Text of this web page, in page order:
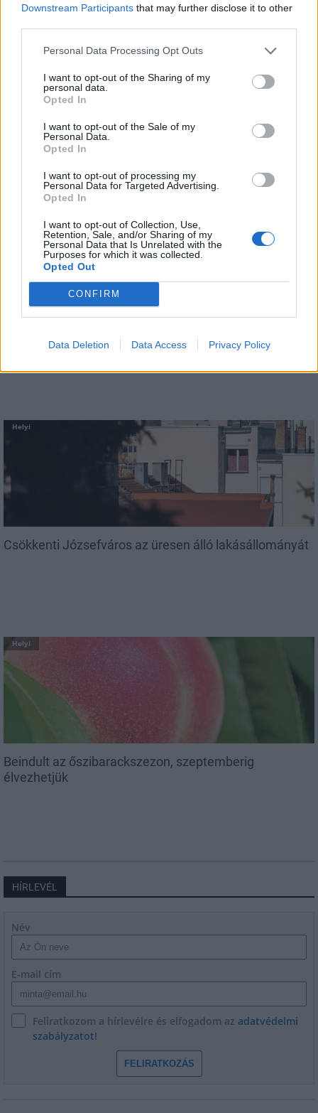
Downstream Participants that may further disclose it to other
Personal Data Processing Opt Outs
I want to opt-out of the Sharing of my
personal data.
Opted In
I want to opt-out of the Sale of my
Personal Data.
Opted In
I want to opt-out of processing my
Personal Data for Targeted Advertising.
Opted In
I want to opt-out of Collection, Use,
Retention, Sale, and/or Sharing of my
Personal Data that Is Unrelated with the
Purposes for which it was collected.
Opted Out
CONFIRM
Data Deletion Data Access Privacy Policy
Paks II.: Mit jelent az 5. blokk új
mérföldköve a felülvizsgálat
árnyékában?
AJÁNLJUK MÉG
csökken a riasztás
Helyi
Csökkenti Józsefváros az üresen álló lakásállományát
Helyi
Beindult az őszibarackszezon, szeptemberig
élvezhetjük
HÍRLEVÉL
Név
E-mail cím
Feliratkozom a hírlevélre és elfogadom az adatvédelmi
szabályzatot!
FELIRATKOZÁS